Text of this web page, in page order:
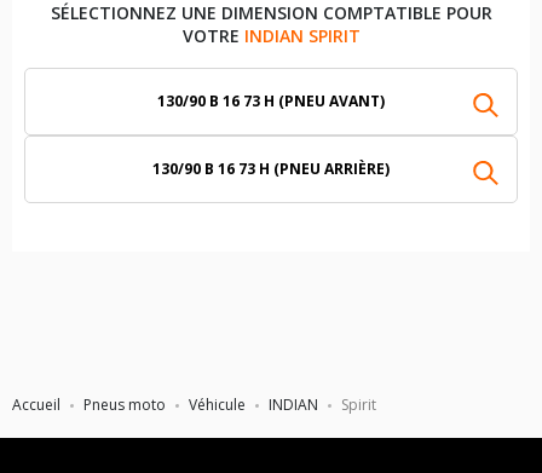
Accueil Pneus moto Véhicule INDIAN Spirit
SÉLECTIONNEZ UNE DIMENSION COMPTATIBLE POUR
VOTRE INDIAN SPIRIT
130/90 B 16 73 H (PNEU AVANT)
130/90 B 16 73 H (PNEU ARRIÈRE)